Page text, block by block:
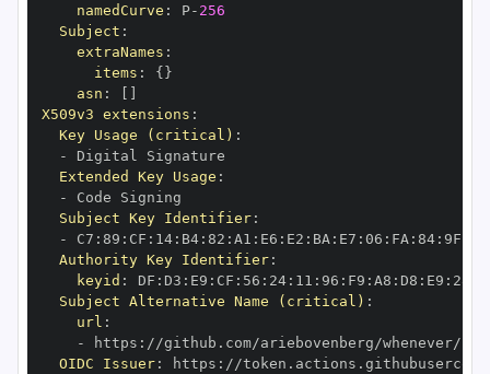
namedCurve : P- 256
Subject :
extraNames :
items : { }
asn :
X509v3 extensions :
Key Usage (critical) :
-
Extended Key Usage :
-
Subject Key Identifier:
-
C7 : 89 : CF : 14: B4: 82 : A1 : E6 : E2 : BA : E7 : 06 : FA : 84: 9F
Authority Key Identifier:
keyid : DF : D3 : E9 : CF : 56 : 24: 11 : 96 : F9 : A8 : D8 : E9 : 28
Subject Alternative Name (critical) :
url :
-
https :
OIDC Issuer: https :